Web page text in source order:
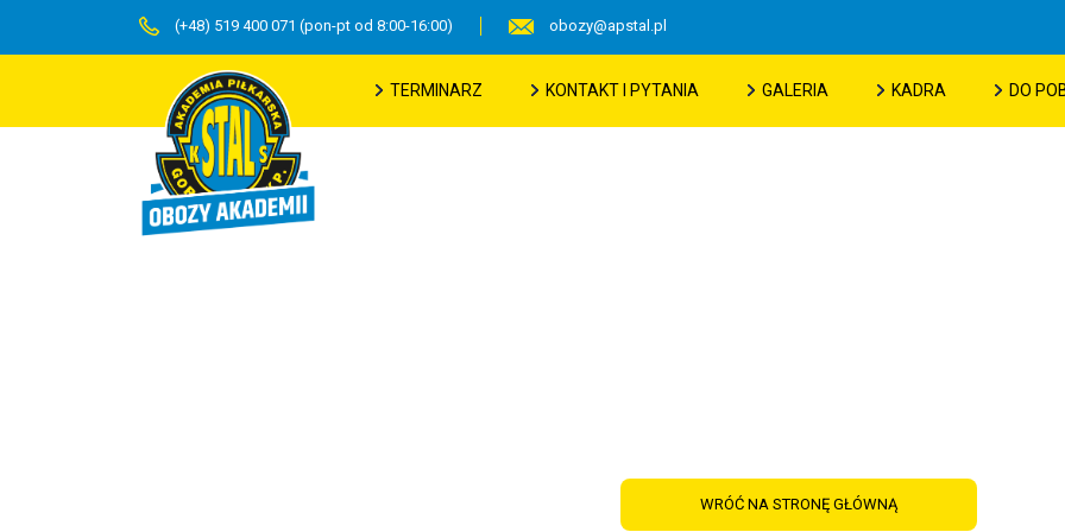
(+48) 519 400 071 (pon-pt od 8:00-16:00) obozy@apstal.pl
TERMINARZ KONTAKT I PYTANIA GALERIA KADRA DO
WRÓĆ NA STRONĘ GŁÓWNĄ